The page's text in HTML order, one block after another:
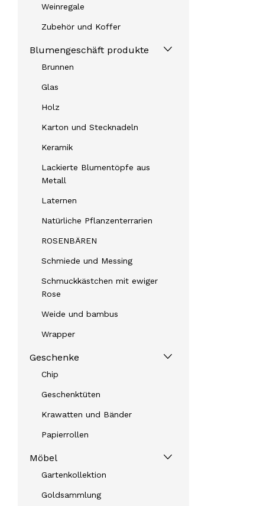
Weinregale
Zubehör und Koffer
Blumengeschäft produkte
Brunnen
Glas
Holz
Karton und Stecknadeln
Keramik
Lackierte Blumentöpfe aus
Metall
Laternen
Natürliche Pflanzenterrarien
ROSENBÄREN
Schmiede und Messing
Schmuckkästchen mit ewiger
Rose
Weide und bambus
Wrapper
Geschenke
Chip
Geschenktüten
Krawatten und Bänder
Papierrollen
Möbel
Gartenkollektion
Goldsammlung